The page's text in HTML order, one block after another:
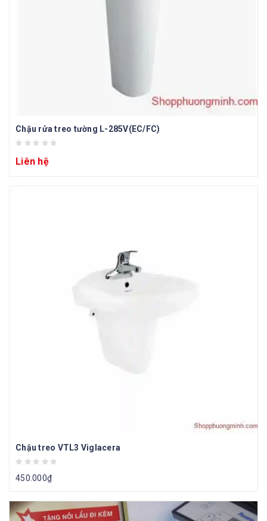
Chậu rửa treo tường L-285V(EC/FC)
Liên hệ
Chậu treo VTL3 Viglacera
450.000₫